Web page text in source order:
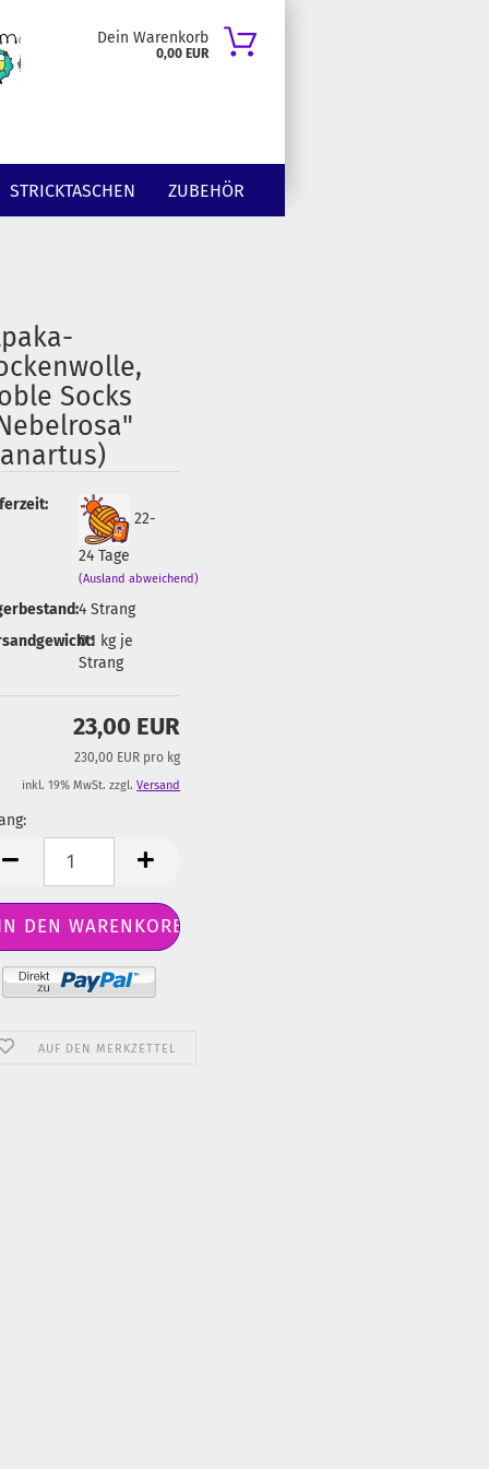
Dein Warenkorb
0,00 EUR
STRICKTASCHEN ZUBEHÖR
Socks
22-
24 Tage
(Ausland abweichend)
4 Strang
0.1 kg je
Strang
23,00 EUR
230,00 EUR pro kg
inkl. 19% MwSt. zzgl.Versand
AUF DEN MERKZETTEL